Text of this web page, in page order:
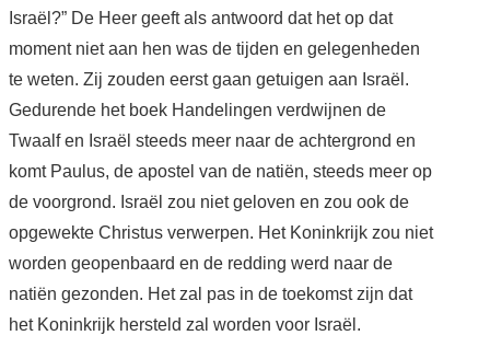
ABC
AGENDA
ENGLISH
ENGLISH SERIES
Israël?” De Heer geeft als antwoord dat het op dat
moment niet aan hen was de tijden en gelegenheden
te weten. Zij zouden eerst gaan getuigen aan Israël.
Gedurende het boek Handelingen verdwijnen de
Twaalf en Israël steeds meer naar de achtergrond en
komt Paulus, de apostel van de natiën, steeds meer op
de voorgrond. Israël zou niet geloven en zou ook de
opgewekte Christus verwerpen. Het Koninkrijk zou niet
worden geopenbaard en de redding werd naar de
natiën gezonden. Het zal pas in de toekomst zijn dat
het Koninkrijk hersteld zal worden voor Israël.